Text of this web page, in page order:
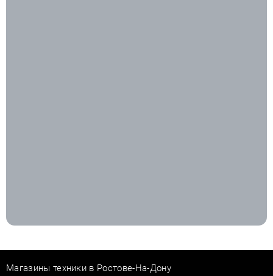
Магазины техники в Ростове-На-Дону